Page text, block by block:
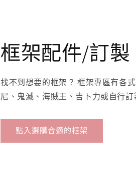
框架配件/訂製
找不到想要的框架？ 框架專區有各
尼、鬼滅、海賊王、吉卜力或自行訂
點入選購合適的框架